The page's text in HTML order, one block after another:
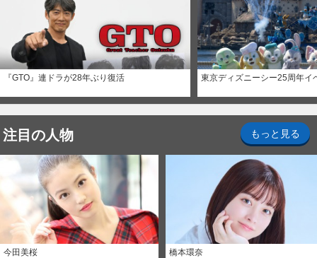
『GTO』連ドラが28年ぶり復活 東京ディズニーシー25周年イ
注目の人物 もっと見る
今田美桜 橋本環奈